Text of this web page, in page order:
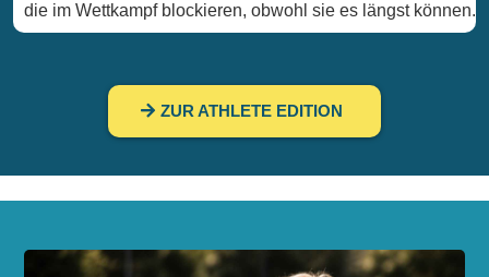
die im Wettkampf blockieren, obwohl sie es längst können.
ZUR ATHLETE EDITION